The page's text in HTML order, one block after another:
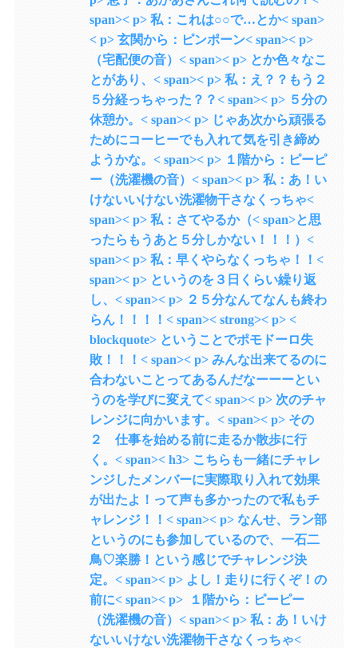
span>< p> 私：これは○○で…とか< span>
< p> 玄関から：ピンポーン< span>< p>
（宅配便の音）< span>< p> とか色々なこ
とがあり、< span>< p> 私：え？？もう２
５分経っちゃった？？< span>< p> ５分の
休憩か。< span>< p> じゃあ次から頑張る
ためにコーヒーでも入れて気を引き締め
ようかな。< span>< p> １階から：ピーピ
ー（洗濯機の音）< span>< p> 私：あ！い
けないいけない洗濯物干さなくっちゃ<
span>< p> 私：さてやるか（< span>と思
ったらもうあと５分しかない！！！）<
span>< p> 私：早くやらなくっちゃ！！<
span>< p> というのを３日くらい繰り返
し、< span>< p> ２５分なんてなんも終わ
らん！！！！< span>< strong>< p> <
blockquote> ということでポモドーロ失
敗！！！< span>< p> みんな出来てるのに
合わないことってあるんだなーーーとい
うのを学びに変えて< span>< p> 次のチャ
レンジに向かいます。< span>< p> その
２ 仕事を始める前に走るか散歩に行
く。< span>< h3> こちらも一緒にチャレ
ンジしたメンバーに実際取り入れて効果
が出たよ！って声も多かったので私もチ
ャレンジ！！< span>< p> なんせ、ラン部
というのにも参加しているので、一石二
鳥♡楽勝！という感じでチャレンジ決
定。< span>< p> よし！走りに行くぞ！の
前に< span>< p> １階から：ピーピー
（洗濯機の音）< span>< p> 私：あ！いけ
ないいけない洗濯物干さなくっちゃ<